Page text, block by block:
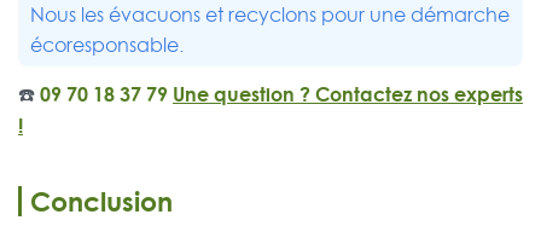
Nous les évacuons et recyclons pour une démarche
écoresponsable.
☎️09 70 18 37 79 Une question ? Contactez nos experts
!
Conclusion